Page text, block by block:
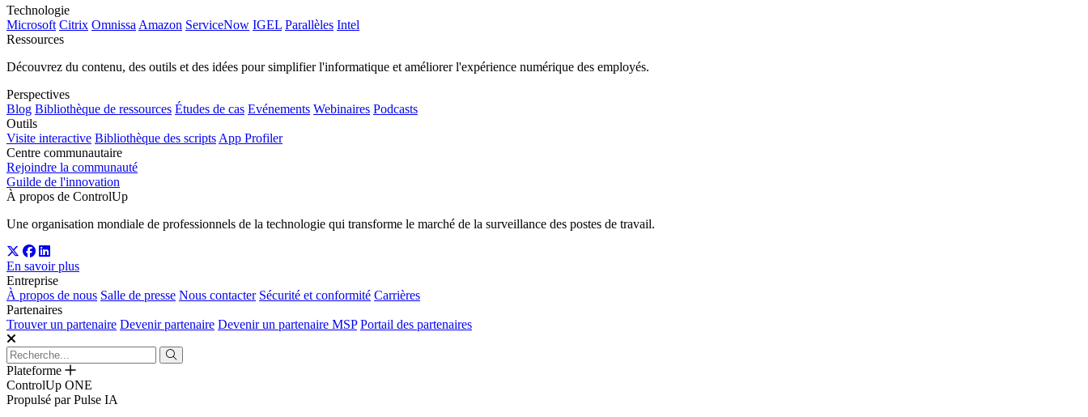
Technologie
Microsoft Citrix Omnissa Amazon ServiceNow IGEL Parallèles Intel
Ressources
Découvrez du contenu, des outils et des idées pour simplifier l'informatique et améliorer l'expérience numérique des employés.
Perspectives
Blog Bibliothèque de ressources Études de cas Evénements Webinaires Podcasts
Outils
Visite interactive Bibliothèque des scripts App Profiler
Centre communautaire
Rejoindre la communauté
Guilde de l'innovation
À propos de ControlUp
Une organisation mondiale de professionnels de la technologie qui transforme le marché de la surveillance des postes de travail.
En savoir plus
Entreprise
À propos de nous Salle de presse Nous contacter Sécurité et conformité Carrières
Partenaires
Trouver un partenaire Devenir partenaire Devenir un partenaire MSP Portail des partenaires
Plateforme
ControlUp ONE
Propulsé par Pulse IA